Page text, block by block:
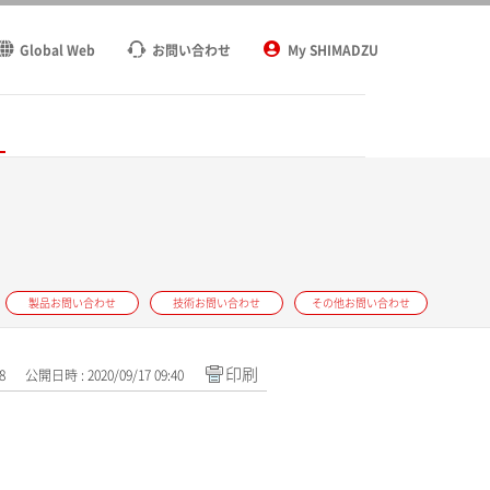
Global Web お問い合わせ My SHIMADZU
製品お問い合わせ 技術お問い合わせ その他お問い合わせ
公開日時 : 2020/09/17 09:40 印刷